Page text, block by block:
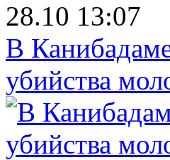
28.10 13:07
В
убийства